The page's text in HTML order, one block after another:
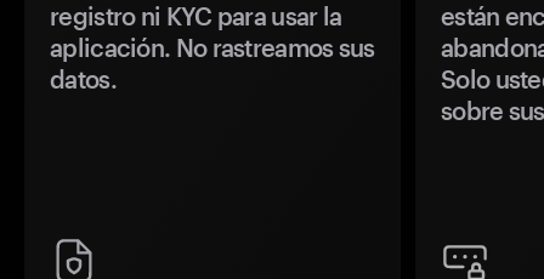
registro ni KYC para usar la
aplicación. No rastreamos sus
datos.
están
Solo
sobre